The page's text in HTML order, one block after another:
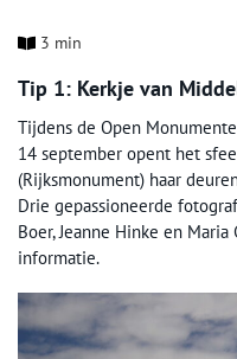
3 min
Tip 1: Kerkje van
Tijdens de Open
14 september opent het
(Rijksmonument) haar
Drie gepassioneerde
Boer, Jeanne Hinke en Maria
informatie.